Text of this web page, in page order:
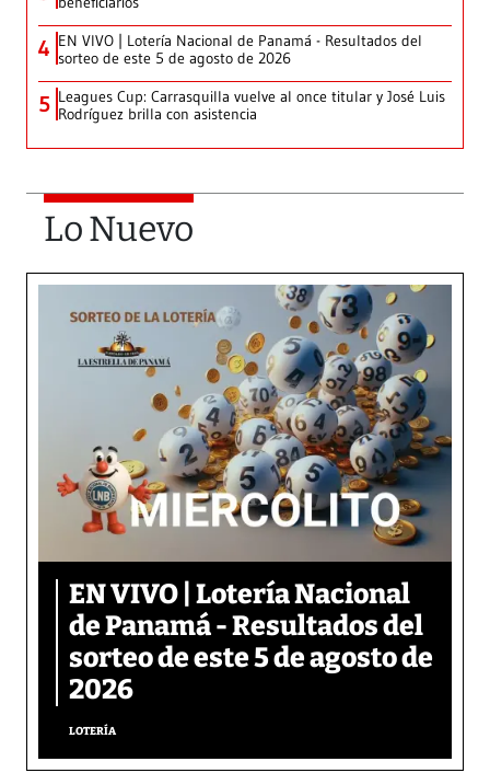
4 EN VIVO | Lotería Nacional de Panamá - Resultados del
sorteo de este 5 de agosto de 2026
5 Leagues Cup: Carrasquilla vuelve al once titular y José Luis
Rodríguez brilla con asistencia
Lo Nuevo
EN VIVO | Lotería Nacional
de Panamá - Resultados del
sorteo de este 5 de agosto de
2026
LOTERÍA